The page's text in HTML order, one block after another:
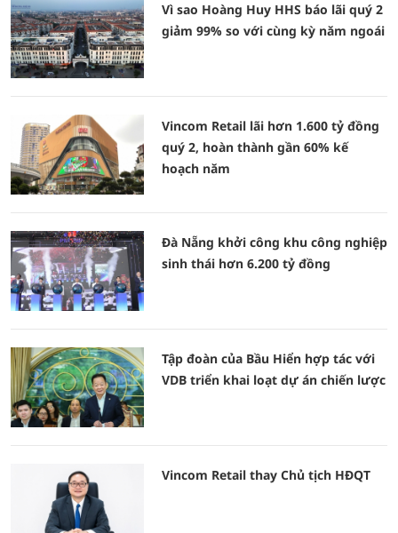
Vì sao Hoàng Huy HHS báo lãi quý 2
giảm 99% so với cùng kỳ năm ngoái
Vincom Retail lãi hơn 1.600 tỷ đồng
quý 2, hoàn thành gần 60% kế
hoạch năm
Đà Nẵng khởi công khu công nghiệp
sinh thái hơn 6.200 tỷ đồng
Tập đoàn của Bầu Hiển hợp tác với
VDB triển khai loạt dự án chiến lược
Vincom Retail thay Chủ tịch HĐQT